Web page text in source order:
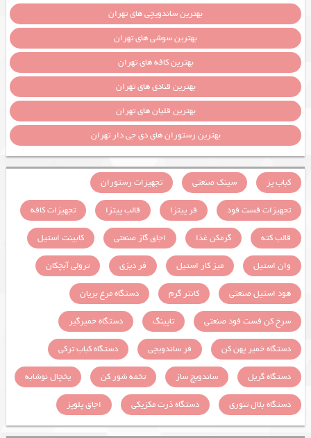
بهترین ساندویچی های تهران
بهترین سوشی های تهران
بهترین کافه های تهران
بهترین قنادی های تهران
بهترین قلیان های تهران
بهترین رستوران های دی جی دار تهران
کباب پز سینک صنعتی
تجهیزات رستوران
تجهیزات فست فود
فر پیتزا قالب پیتزا
تجهیزات کافه
قالب کته
گرمکن غذا اجاق گاز صنعتی
کابینت استیل
وان استیل
میز کار استیل فر دیزی
ترولی آبچکان
هود استیل صنعتی
کانتر گرم
دستگاه مرغ بریان
سرخ کن فست فود صنعتی
تاپینگ
دستگاه خمیرگیر
دستگاه خمیر پهن کن
فر ساندویچی
دستگاه کباب ترکی
دستگاه گریل
ساندویچ ساز تخمه شور کن
یخچال نوشابه
دستگاه بلال تنوری
دستگاه ذرت مکزیکی اجاق پلوپز